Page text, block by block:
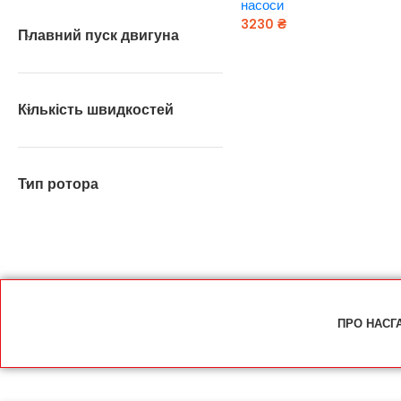
Плавний пуск двигуна
Кількість швидкостей
Тип ротора
насоси
3230 ₴
ПРО НАС